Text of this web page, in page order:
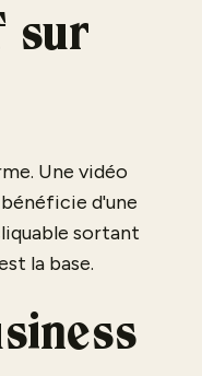
sur
Une vidéo
d'une
sortant
la base.